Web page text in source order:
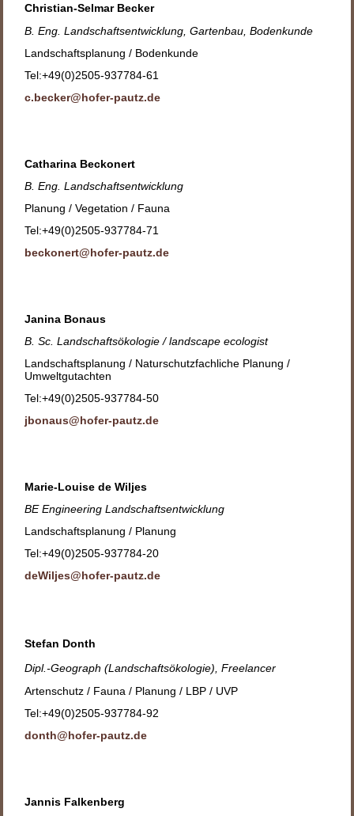
Christian-Selmar Becker
B. Eng. Landschaftsentwicklung, Gartenbau, Bodenkunde
Landschaftsplanung / Bodenkunde
Tel:+49(0)2505-937784-61
c.becker@hofer-pautz.de
Catharina Beckonert
B. Eng. Landschaftsentwicklung
Planung / Vegetation / Fauna
Tel:+49(0)2505-937784-71
beckonert@hofer-pautz.de
Janina Bonaus
B. Sc. Landschaftsökologie / landscape ecologist
Landschaftsplanung / Naturschutzfachliche Planung /
Umweltgutachten
Tel:+49(0)2505-937784-50
jbonaus@hofer-pautz.de
Marie-Louise de Wiljes
BE Engineering Landschaftsentwicklung
Landschaftsplanung / Planung
Tel:+49(0)2505-937784-20
deWiljes@hofer-pautz.de
Stefan Donth
Dipl.-Geograph (Landschaftsökologie), Freelancer
Artenschutz / Fauna / Planung / LBP / UVP
Tel:+49(0)2505-937784-92
donth@hofer-pautz.de
Jannis Falkenberg